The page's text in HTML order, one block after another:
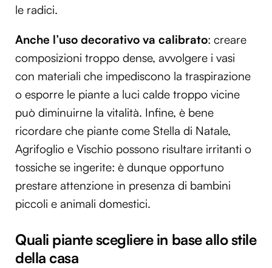
le radici.
Anche l’uso decorativo va calibrato: creare
composizioni troppo dense, avvolgere i vasi
con materiali che impediscono la traspirazione
o esporre le piante a luci calde troppo vicine
può diminuirne la vitalità. Infine, è bene
ricordare che piante come Stella di Natale,
Agrifoglio e Vischio possono risultare irritanti o
tossiche se ingerite: è dunque opportuno
prestare attenzione in presenza di bambini
piccoli e animali domestici.
Quali piante scegliere in base allo stile
della casa